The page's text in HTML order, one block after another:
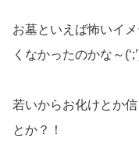
お墓といえば怖いイ
くなかったのかな～
若いからお化けとか
とか？！